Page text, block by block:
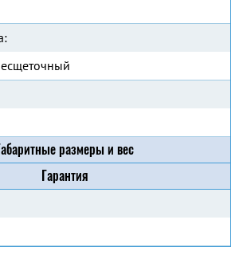
размеры и вес
Гарантия